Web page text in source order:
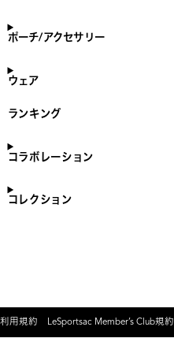
ポーチ/アクセサリー
ウェア
ランキング
コラボレーション
コレクション
利用規約 LeSportsac Member’s Club規約